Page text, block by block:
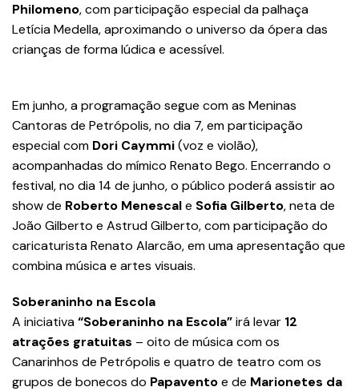
Philomeno, com participação especial da palhaça
Letícia Medella, aproximando o universo da ópera das
crianças de forma lúdica e acessível.
Em junho, a programação segue com as Meninas
Cantoras de Petrópolis, no dia 7, em participação
especial com Dori Caymmi(voz e violão),
acompanhadas do mímico Renato Bego. Encerrando o
festival, no dia 14 de junho, o público poderá assistir ao
show de Roberto Menescale Sofia Gilberto, neta de
João Gilberto e Astrud Gilberto, com participação do
caricaturista Renato Alarcão, em uma apresentação que
combina música e artes visuais.
Soberaninho na Escola
A iniciativa“Soberaninho na Escola”irá levar 12
atrações gratuitas – oito de música com os
Canarinhos de Petrópolis e quatro de teatro com os
grupos de bonecos do Papaventoe de Marionetes da